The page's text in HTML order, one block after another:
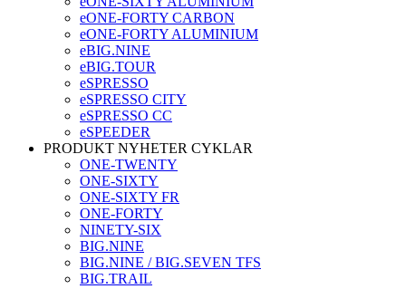
eONE-FORTY CARBON
eONE-FORTY ALUMINIUM
eBIG.NINE
eBIG.TOUR
eSPRESSO
eSPRESSO CITY
eSPRESSO CC
eSPEEDER
PRODUKT NYHETER CYKLAR
ONE-TWENTY
ONE-SIXTY
ONE-SIXTY FR
ONE-FORTY
NINETY-SIX
BIG.NINE
BIG.NINE / BIG.SEVEN TFS
BIG.TRAIL